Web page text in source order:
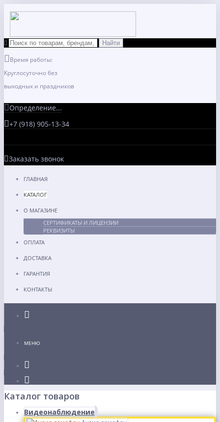
Время работы:
Круглосуточно без
выходных и праздников
Определение...
+7 (918) 905-13-34
Заказать звонок
ГЛАВНАЯ
КАТАЛОГ
О МАГАЗИНЕ
СЕРТИФИКАТЫ И ЛИЦЕНЗИИ
РЕКВИЗИТЫ
ОПЛАТА
ДОСТАВКА
ГАРАНТИЯ
КОНТАКТЫ
МЕНЮ
Каталог товаров
Видеонаблюдение